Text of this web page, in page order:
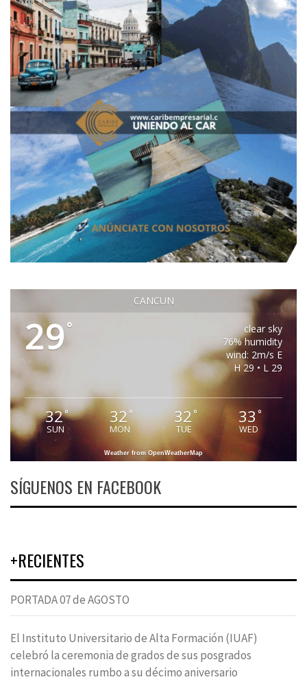
CANCUN
29°
clear sky
76% humidity
wind: 2m/s E
H 29 • L 29
32°
SUN
32°
MON
32°
TUE
33°
WED
Weather from OpenWeatherMap
SÍGUENOS EN FACEBOOK
+RECIENTES
PORTADA 07 de AGOSTO
El Instituto Universitario de Alta Formación (IUAF)
celebró la ceremonia de grados de sus posgrados
internacionales rumbo a su décimo aniversario